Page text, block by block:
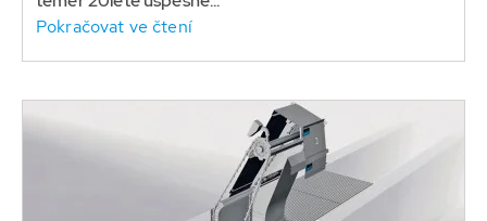
Pokračovat ve čtení